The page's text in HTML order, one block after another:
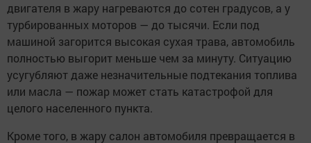
двигателя в жару нагреваются до сотен градусов, а у
турбированных моторов — до тысячи. Если под
машиной загорится высокая сухая трава, автомобиль
полностью выгорит меньше чем за минуту. Ситуацию
усугубляют даже незначительные подтекания топлива
или масла — пожар может стать катастрофой для
целого населенного пункта.
Кроме того, в жару салон автомобиля превращается в